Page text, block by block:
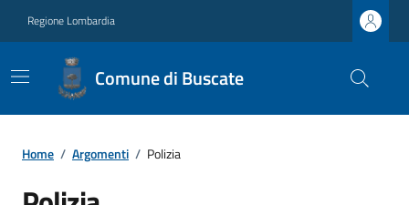
Regione Lombardia
Comune di Buscate
Home / Argomenti / Polizia